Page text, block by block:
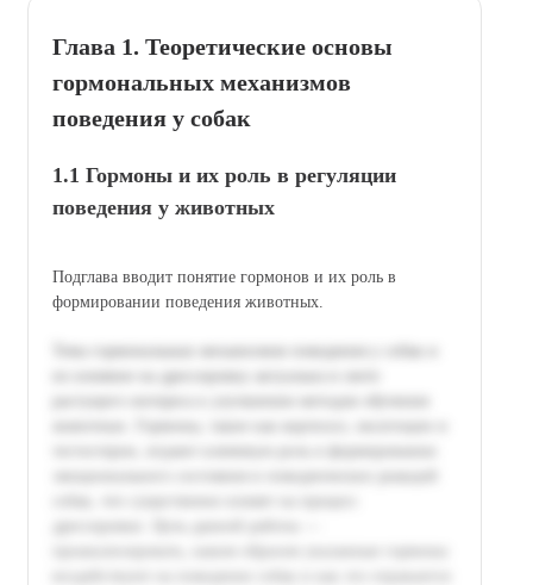
Глава 1. Теоретические основы
гормональных механизмов
поведения у собак
1.1 Гормоны и их роль в регуляции
поведения у животных
Подглава вводит понятие гормонов и их роль в
формировании поведения животных.